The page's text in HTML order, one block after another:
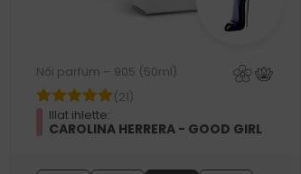
Női parfüm – 905 (50ml)
(21)
Illat ihlette:
CAROLINA HERRERA - GOOD GIRL